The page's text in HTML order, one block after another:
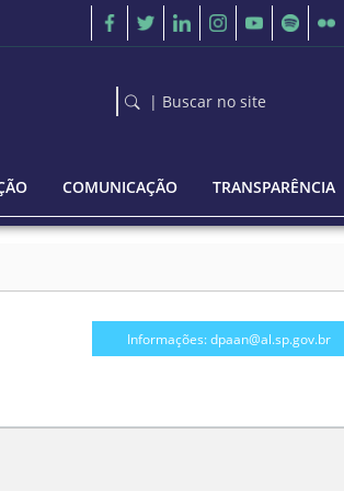
| Buscar no site
COMUNICAÇÃO TRANSPARÊNCIA
Informações: dpaan@al.sp.gov.br